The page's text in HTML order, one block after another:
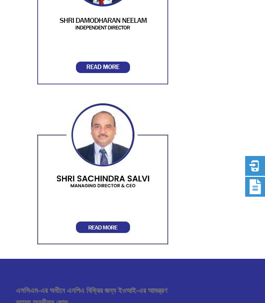
এসসিএম-এর অধীনে এনপিএ বিক্রির জন্য ইওআই-এর আমন্ত্রণ